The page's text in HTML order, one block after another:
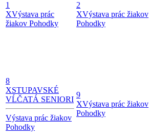
1
XVýstava prác
žiakov Pohodky
2
XVýstava prác žiakov
Pohodky
8
XSTUPAVSKÉ
VĹČATÁ SENIORI
Výstava prác žiakov
Pohodky
9
XVýstava prác žiakov
Pohodky